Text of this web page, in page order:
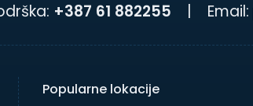
+387 61 882255 Email:
Popularne lokacije